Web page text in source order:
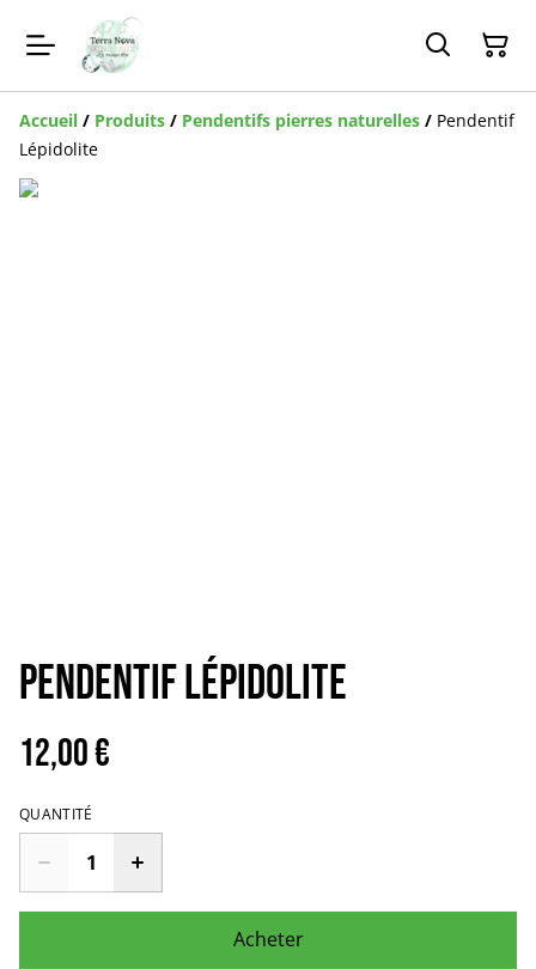
Accueil / Produits / Pendentifs pierres naturelles / Pendentif
Lépidolite
Pendentif Lépidolite
12,00 €
QUANTITÉ
Acheter